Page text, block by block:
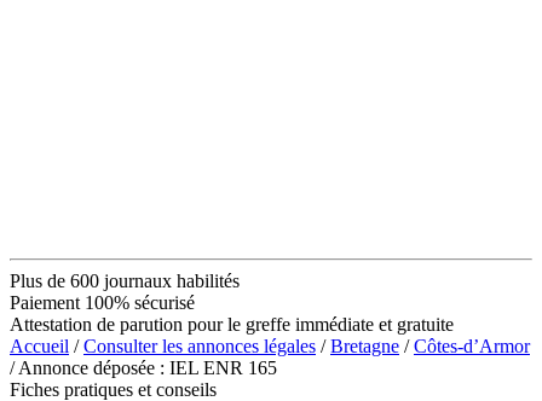
Plus de 600 journaux habilités
Paiement 100% sécurisé
Attestation de parution pour le greffe immédiate et gratuite
Accueil /Consulter les annonces légales /Bretagne /Côtes-d’Armor
/ Annonce déposée : IEL ENR 165
Fiches pratiques et conseils